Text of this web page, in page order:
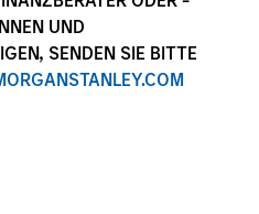
UND
SENDEN SIE BITTE